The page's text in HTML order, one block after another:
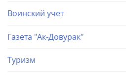
Воинский учет
Газета "Ак-Довурак"
Туризм